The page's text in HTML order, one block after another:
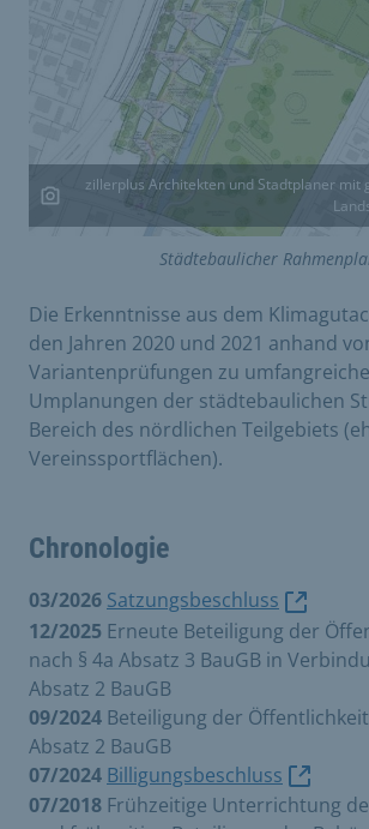
zillerplus Architekten und Stadtplaner mit
Städtebaulicher
Die Erkenntnisse aus dem
den Jahren 2020 und 2021 anhand
Variantenprüfungen zu
Umplanungen der städtebaulichen
Bereich des nördlichen Teilgebiets
Vereinssportflächen).
Chronologie
03/2026 Satzungsbeschluss
12/2025 Erneute Beteiligung der
nach § 4a Absatz 3 BauGB in
Absatz 2 BauGB
09/2024 Beteiligung der
Absatz 2 BauGB
07/2024 Billigungsbeschluss
07/2018 Frühzeitige Unterrichtung